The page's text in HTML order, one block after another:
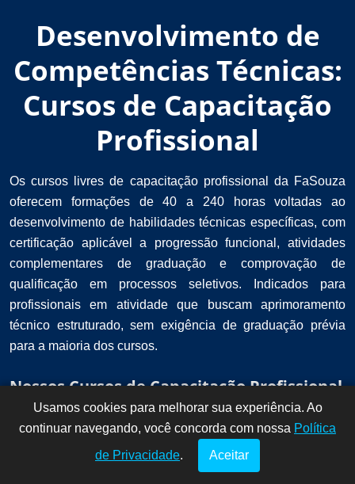
Desenvolvimento de
Competências Técnicas:
Cursos de Capacitação
Profissional
Os cursos livres de capacitação profissional da FaSouza
oferecem formações de 40 a 240 horas voltadas ao
desenvolvimento de habilidades técnicas específicas, com
certificação aplicável a progressão funcional, atividades
complementares de graduação e comprovação de
qualificação em processos seletivos. Indicados para
profissionais em atividade que buscam aprimoramento
técnico estruturado, sem exigência de graduação prévia
para a maioria dos cursos.
Nossos Cursos de Capacitação Profissional
!
Dúvidas? Fale
conosco por
aqui!
Usamos cookies para melhorar sua experiência. Ao
continuar navegando, você concorda com nossa Política
de Privacidade. Aceitar